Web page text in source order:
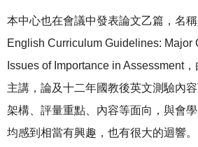
本中心也在會議中發表論文乙篇，名
English Curriculum Guidelines: Major
Issues of Importance in Assessment
主講，論及十二年國教後英文測驗內
架構、評量重點、內容等面向，與會
均感到相當有興趣，也有很大的迴響。